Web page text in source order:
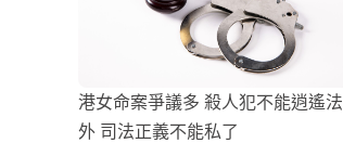
港女命案爭議多 殺人犯不能逍遙法
外 司法正義不能私了